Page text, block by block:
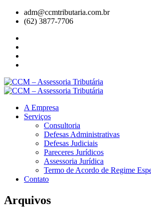
adm@ccmtributaria.com.br
(62) 3877-7706
A Empresa
Serviços
Consultoria
Defesas Administrativas
Defesas Judiciais
Pareceres Jurídicos
Assessoria Jurídica
Termo de Acordo de Regime
Contato
Arquivos